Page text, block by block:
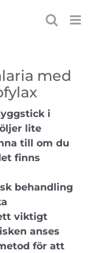
med
i
lite
till om du
finns
behandling
viktigt
anses
för att